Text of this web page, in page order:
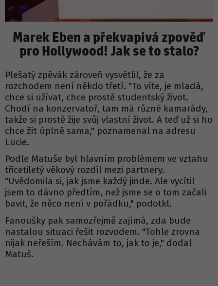
Marek Eben a překvapivá zpověď
pro Hollywood! Jak se to stalo?
Plešatý zpěvák zároveň vysvětlil, že za
rozchodem není někdo třetí. "To víte, je mladá,
chce si užívat, chce prostě studentský život.
Chodí na konzervatoř, tam má různé kamarády,
takže si prostě žije svůj vlastní život. A teď už si ho
chce žít úplně sama," poznamenal na adresu
Lucie.
Podle Matuše byl hlavním problémem ve vztahu
třicetiletý věkový rozdíl mezi partnery.
"Uvědomila si, jak jsme každý jinde. Ale vycítil
jsem to dávno předtím, než jsme se o tom začali
bavit, že něco není v pořádku," podotkl.
Fanoušky pak samozřejmě zajímá, zda bude
nastalou situaci řešit rozvodem. "Tohle zrovna
nijak neřeším. Nechávám to, jak to je," dodal
Matuš.